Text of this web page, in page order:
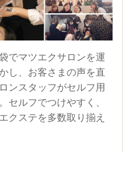
でマツエクサロンを運
し、お客さまの声を直
ンスタッフがセルフ用
セルフでつけやすく、
クステを多数取り揃え